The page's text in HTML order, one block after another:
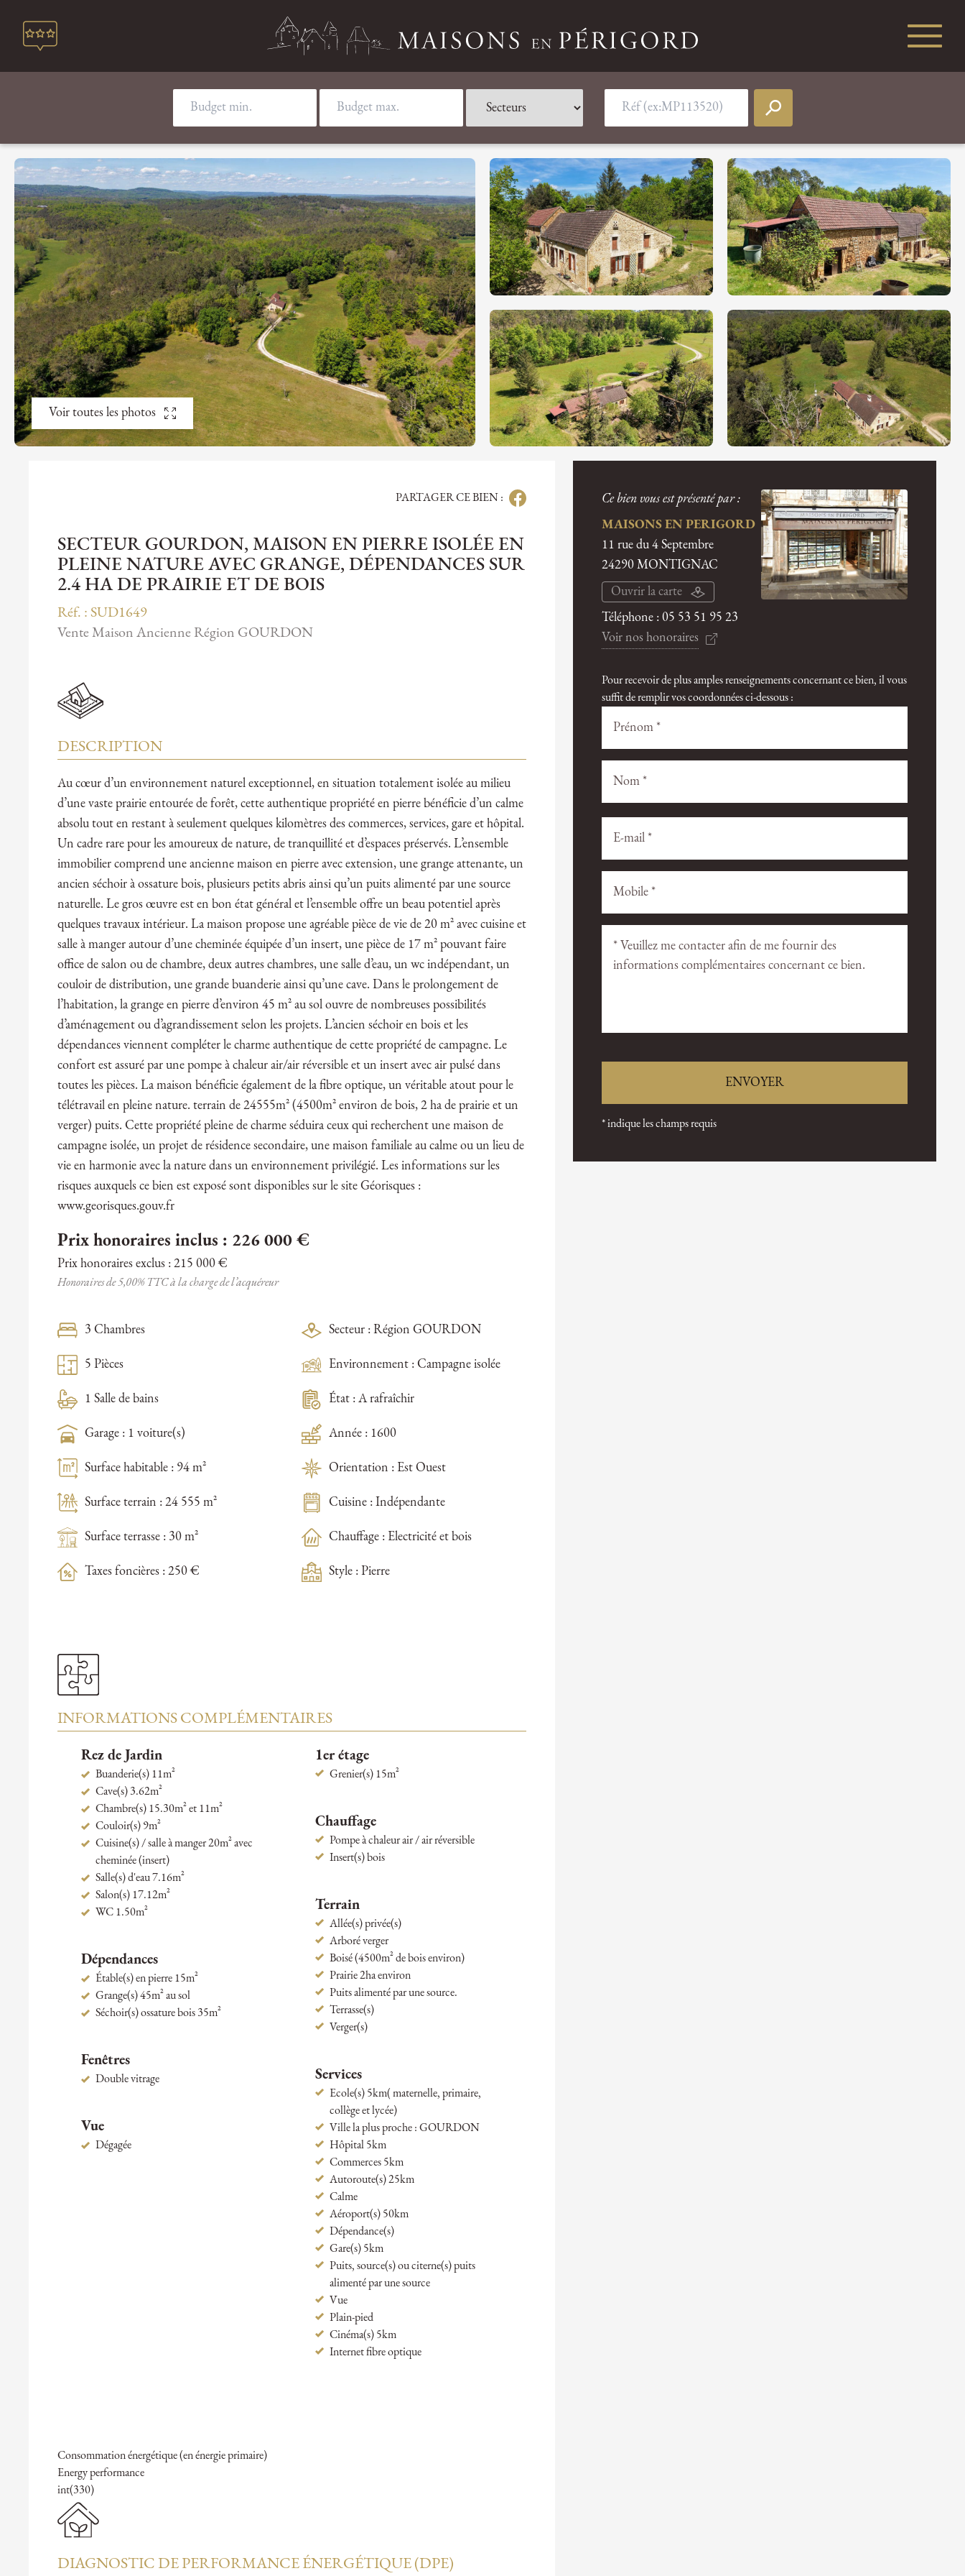
Voir toutes les photos
PARTAGER CE BIEN :
SECTEUR GOURDON, MAISON EN PIERRE ISOLÉE EN
PLEINE NATURE AVEC GRANGE, DÉPENDANCES SUR
2.4 HA DE PRAIRIE ET DE BOIS
Réf. : SUD1649
Vente Maison Ancienne Région GOURDON
DESCRIPTION
Au cœur d’un environnement naturel exceptionnel, en situation totalement isolée au milieu
d’une vaste prairie entourée de forêt, cette authentique propriété en pierre bénéficie d’un calme
absolu tout en restant à seulement quelques kilomètres des commerces, services, gare et hôpital.
Un cadre rare pour les amoureux de nature, de tranquillité et d’espaces préservés. L’ensemble
immobilier comprend une ancienne maison en pierre avec extension, une grange attenante, un
ancien séchoir à ossature bois, plusieurs petits abris ainsi qu’un puits alimenté par une source
naturelle. Le gros œuvre est en bon état général et l’ensemble offre un beau potentiel après
quelques travaux intérieur. La maison propose une agréable pièce de vie de 20 m² avec cuisine et
salle à manger autour d’une cheminée équipée d’un insert, une pièce de 17 m² pouvant faire
office de salon ou de chambre, deux autres chambres, une salle d’eau, un wc indépendant, un
couloir de distribution, une grande buanderie ainsi qu’une cave. Dans le prolongement de
l’habitation, la grange en pierre d’environ 45 m² au sol ouvre de nombreuses possibilités
d’aménagement ou d’agrandissement selon les projets. L’ancien séchoir en bois et les
dépendances viennent compléter le charme authentique de cette propriété de campagne. Le
confort est assuré par une pompe à chaleur air/air réversible et un insert avec air pulsé dans
toutes les pièces. La maison bénéficie également de la fibre optique, un véritable atout pour le
télétravail en pleine nature. terrain de 24555m² (4500m² environ de bois, 2 ha de prairie et un
verger) puits. Cette propriété pleine de charme séduira ceux qui recherchent une maison de
campagne isolée, un projet de résidence secondaire, une maison familiale au calme ou un lieu de
vie en harmonie avec la nature dans un environnement privilégié. Les informations sur les
risques auxquels ce bien est exposé sont disponibles sur le site Géorisques :
www.georisques.gouv.fr
Prix honoraires inclus : 226 000 €
Prix honoraires exclus : 215 000 €
Honoraires de 5,00% TTC à la charge de l’acquéreur
3 Chambres
5 Pièces
1 Salle de bains
Garage : 1 voiture(s)
Surface habitable : 94 m²
Surface terrain : 24 555 m²
Surface terrasse : 30 m²
Taxes foncières : 250 €
Secteur : Région GOURDON
Environnement : Campagne isolée
État : A rafraîchir
Année : 1600
Orientation : Est Ouest
Cuisine : Indépendante
Chauffage : Electricité et bois
Style : Pierre
INFORMATIONS COMPLÉMENTAIRES
Rez de Jardin
Buanderie(s) 11m²
Cave(s) 3.62m²
Chambre(s) 15.30m² et 11m²
Couloir(s) 9m²
Cuisine(s) / salle à manger 20m² avec
cheminée (insert)
Salle(s) d'eau 7.16m²
Salon(s) 17.12m²
WC 1.50m²
Dépendances
Étable(s) en pierre 15m²
Grange(s) 45m² au sol
Séchoir(s) ossature bois 35m²
Fenêtres
Double vitrage
Vue
Dégagée
1er étage
Grenier(s) 15m²
Chauffage
Pompe à chaleur air / air réversible
Insert(s) bois
Terrain
Allée(s) privée(s)
Arboré verger
Boisé (4500m² de bois environ)
Prairie 2ha environ
Puits alimenté par une source.
Terrasse(s)
Verger(s)
Services
Ecole(s) 5km( maternelle, primaire,
collège et lycée)
Ville la plus proche : GOURDON
Hôpital 5km
Commerces 5km
Autoroute(s) 25km
Calme
Aéroport(s) 50km
Dépendance(s)
Gare(s) 5km
Puits, source(s) ou citerne(s) puits
alimenté par une source
Vue
Plain-pied
Cinéma(s) 5km
Internet fibre optique
Consommation énergétique (en énergie primaire)
Energy performance
int(330)
DIAGNOSTIC DE PERFORMANCE ÉNERGÉTIQUE (DPE)
Ce bien vous est présenté par :
MAISONS EN PERIGORD
11 rue du 4 Septembre
24290 MONTIGNAC
Ouvrir la carte
Téléphone :05 53 51 95 23
Voir nos honoraires
Pour recevoir de plus amples renseignements concernant ce bien, il vous
suffit de remplir vos coordonnées ci-dessous :
laisser
ce
vide.
laisser
ce
vide.
* indique les champs requis